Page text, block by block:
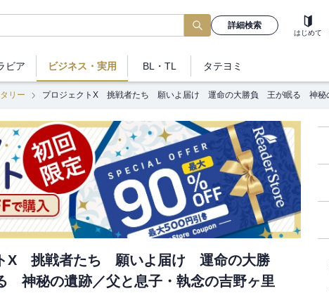
詳細検索
はじめて
ビア ビジネス ・実用 BL・TL タテヨミ
リー プロジェクトX 挑戦者たち 願いよ届け 運命の大勝負 王が眠る 神秘
X 挑戦者たち 願いよ届け 運命の大勝
神秘の遺跡／父と息子・執念の吉野ヶ里